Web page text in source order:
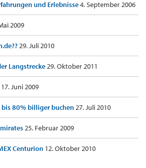
und Erlebnisse4. September 2006
2009
29. Juli 2010
Langstrecke29. Oktober 2011
17. Juni 2009
bis 80% billiger buchen27. Juli 2010
25. Februar 2009
Centurion 12. Oktober 2010